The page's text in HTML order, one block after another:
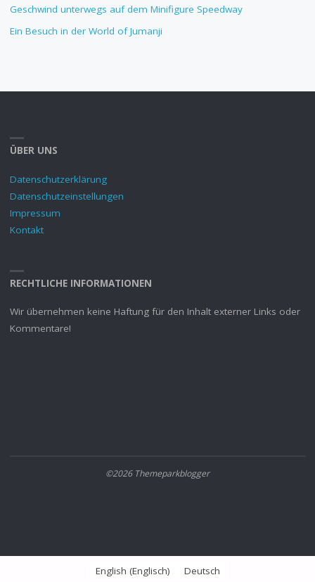
Geschwind unterwegs auf dem Minifigure Speedway
Ein Besuch in der World of Jumanji
ÜBER UNS
Datenschutzerklärung
Datenschutzeinstellungen
Impressum
Kontakt
RECHTLICHE INFORMATIONEN
Wir übernehmen keine Haftung für den Inhalt externer Links oder
Kommentare!
©2026 Themeparkblogger
English (Englisch) Deutsch